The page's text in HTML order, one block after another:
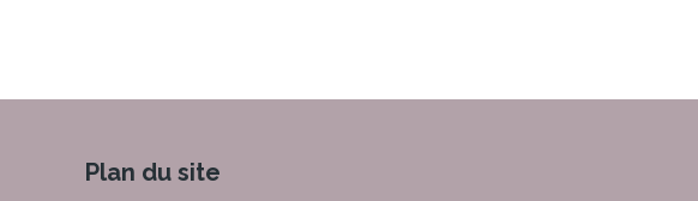
Plan du site